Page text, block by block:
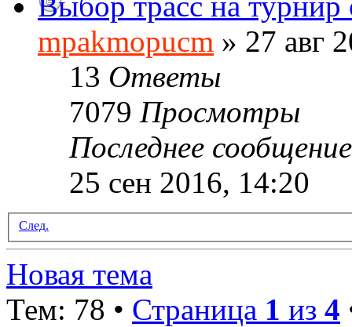
mpakmopucm » 27 авг
13 Ответы
7079 Просмотры
Последнее
25 сен 2016, 14:20
След.
Новая тема
Тем: 78 • Страница 1 из 4